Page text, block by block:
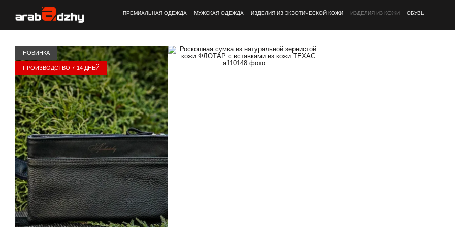
Перейти к основному контенту
ПРЕМИАЛЬНАЯ ОДЕЖДА МУЖСКАЯ ОДЕЖДА ИЗДЕЛИЯ ИЗ ЭКЗОТИЧЕСКОЙ КОЖИ ИЗДЕЛИЯ ИЗ КОЖИ ОБУВЬ
НОВИНКА
ПРОИЗВОДСТВО 7-14 ДНЕЙ